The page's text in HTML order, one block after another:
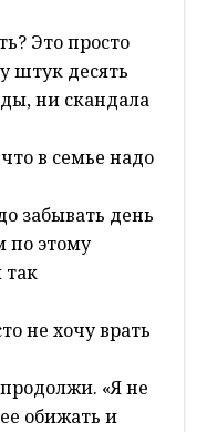
Это просто
штук десять
ни скандала
в семье надо
забывать день
по этому
так
не хочу врать
«Я не
обижать и